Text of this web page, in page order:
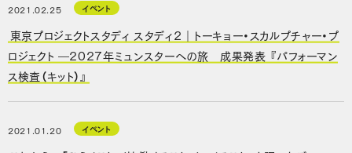
2021.02.25 イベント
東京プロジェクトスタディ スタディ２｜トーキョー・スカルプチャー・プ
ロジェクト ―2027年ミュンスターへの旅 成果発表 『パフォーマン
ス検査（キット）』
2021.01.20 イベント